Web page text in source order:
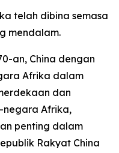
telah dibina semasa
mendalam.
an, China dengan
Afrika dalam
dan
negara Afrika,
penting dalam
Rakyat China